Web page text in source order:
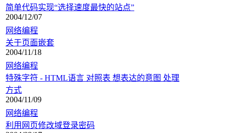
简单代码实现“选择速度最快的站点”
2004/12/07
网络编程
关于页面嵌套
2004/11/18
网络编程
特殊字符 - HTML语言 对照表 想表达的意图 处理
方式
2004/11/09
网络编程
利用网页修改域登录密码